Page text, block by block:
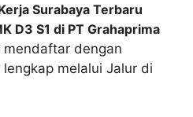
Surabaya Terbaru
D3 S1 di PT Grahaprima
mendaftar dengan
melalui Jalur di